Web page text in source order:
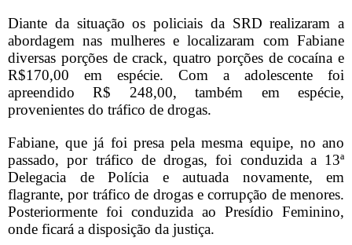
Diante da situação os policiais da SRD realizaram a
abordagem nas mulheres e localizaram com Fabiane
diversas porções de crack, quatro porções de cocaína e
R$170,00 em espécie. Com a adolescente foi
apreendido R$ 248,00, também em espécie,
provenientes do tráfico de drogas.
Fabiane, que já foi presa pela mesma equipe, no ano
passado, por tráfico de drogas, foi conduzida a 13ª
Delegacia de Polícia e autuada novamente, em
flagrante, por tráfico de drogas e corrupção de menores.
Posteriormente foi conduzida ao Presídio Feminino,
onde ficará a disposição da justiça.